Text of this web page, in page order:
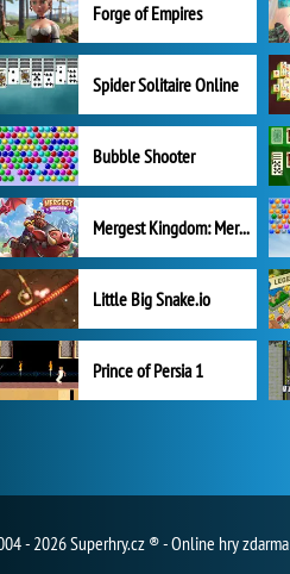
Forge of Empires
Spider Solitaire Online
Bubble Shooter
Mergest Kingdom: Merge Puzzle
Little Big Snake.io
Prince of Persia 1
- 2026 Superhry.cz ® - Online hry zdarma